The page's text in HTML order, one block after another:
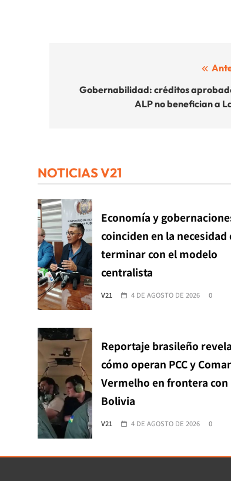
Gobernabilidad: créditos
ALP no benefician a
NOTICIAS V21
Economía y
coinciden en la necesidad
terminar con el modelo
centralista
V21 4 DE AGOSTO DE 2026 0
Reportaje brasileño revela
cómo operan PCC y
Vermelho en frontera con
Bolivia
V21 4 DE AGOSTO DE 2026 0